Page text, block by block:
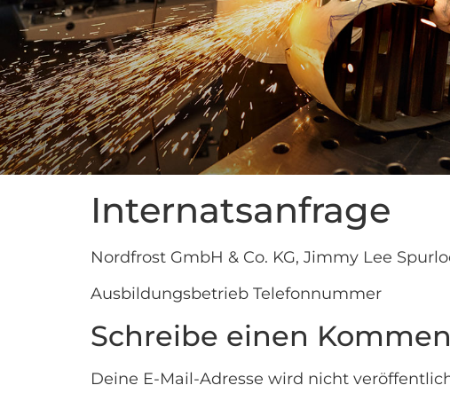
Internatsanfrage
Nordfrost GmbH & Co. KG, Jimmy Lee
Ausbildungsbetrieb Telefonnummer
Schreibe einen
Deine E-Mail-Adresse wird nicht